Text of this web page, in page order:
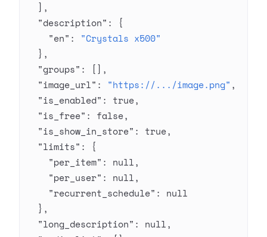
  ],
  "description"
: {
    "en"
: "Crystals x500"
  },
  "groups"
: [],
  "image_url"
: "https://.../image.png" ,
  "is_enabled"
: true,
  "is_free"
: false,
  "is_show_in_store"
: true,
  "limits"
: {
    "per_item"
: null,
    "per_user"
: null,
    "recurrent_schedule"
: null
  },
  "long_description"
: null,